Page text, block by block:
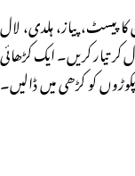
پیسٹ، پیاز، ہلدی، لال
کر تیار کریں۔ ایک کڑھائی
کو کڑھی میں ڈالیں۔